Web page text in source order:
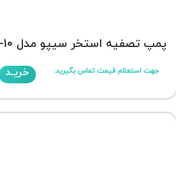
پمپ تصفیه استخر سیپو مدل CIPU-PROLINE-10
جهت استعلام قیمت تماس بگیرید. خریـد